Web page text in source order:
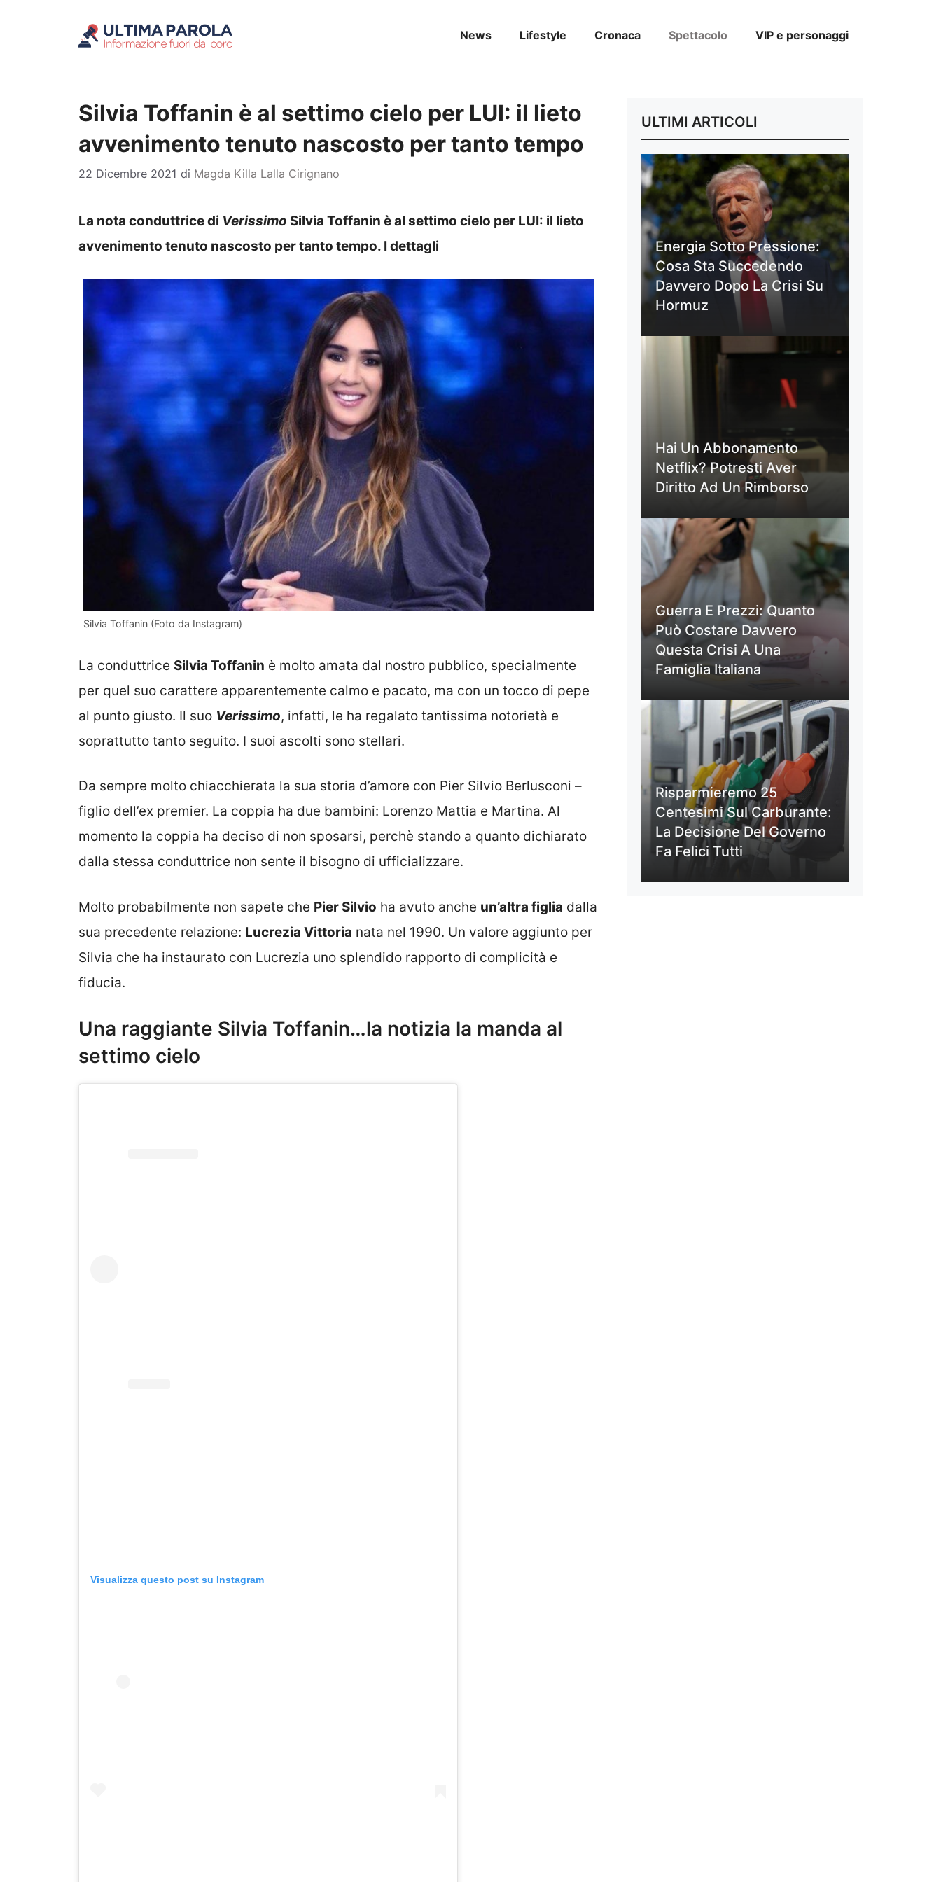
News Lifestyle Cronaca Spettacolo VIP e personaggi
Silvia Toffanin è al settimo cielo per LUI: il lieto
avvenimento tenuto nascosto per tanto tempo
22 Dicembre 2021 di Magda Killa Lalla Cirignano
La nota conduttrice di Verissimo Silvia Toffanin è al settimo cielo per LUI: il lieto
avvenimento tenuto nascosto per tanto tempo. I dettagli
Silvia Toffanin (Foto da Instagram)
La conduttrice Silvia Toffanin è molto amata dal nostro pubblico, specialmente
per quel suo carattere apparentemente calmo e pacato, ma con un tocco di pepe
al punto giusto. Il suo Verissimo, infatti, le ha regalato tantissima notorietà e
soprattutto tanto seguito. I suoi ascolti sono stellari.
Da sempre molto chiacchierata la sua storia d’amore con Pier Silvio Berlusconi –
figlio dell’ex premier. La coppia ha due bambini: Lorenzo Mattia e Martina. Al
momento la coppia ha deciso di non sposarsi, perchè stando a quanto dichiarato
dalla stessa conduttrice non sente il bisogno di ufficializzare.
Molto probabilmente non sapete che Pier Silvio ha avuto anche un’altra figlia dalla
sua precedente relazione: Lucrezia Vittoria nata nel 1990. Un valore aggiunto per
Silvia che ha instaurato con Lucrezia uno splendido rapporto di complicità e
fiducia.
Una raggiante Silvia Toffanin…la notizia la manda al
settimo cielo
Visualizza questo post su Instagram
ULTIMI ARTICOLI
Energia Sotto Pressione:
Cosa Sta Succedendo
Davvero Dopo La Crisi Su
Hormuz
Hai Un Abbonamento
Netflix? Potresti Aver
Diritto Ad Un Rimborso
Guerra E Prezzi: Quanto
Può Costare Davvero
Questa Crisi A Una
Famiglia Italiana
Risparmieremo 25
Centesimi Sul Carburante:
La Decisione Del Governo
Fa Felici Tutti